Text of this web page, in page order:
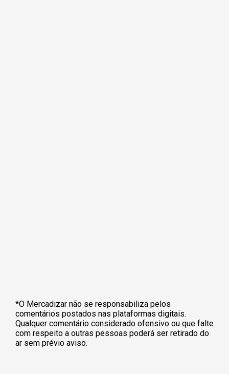
*O Mercadizar não se responsabiliza pelos
comentários postados nas plataformas digitais.
Qualquer comentário considerado ofensivo ou que falte
com respeito a outras pessoas poderá ser retirado do
ar sem prévio aviso.